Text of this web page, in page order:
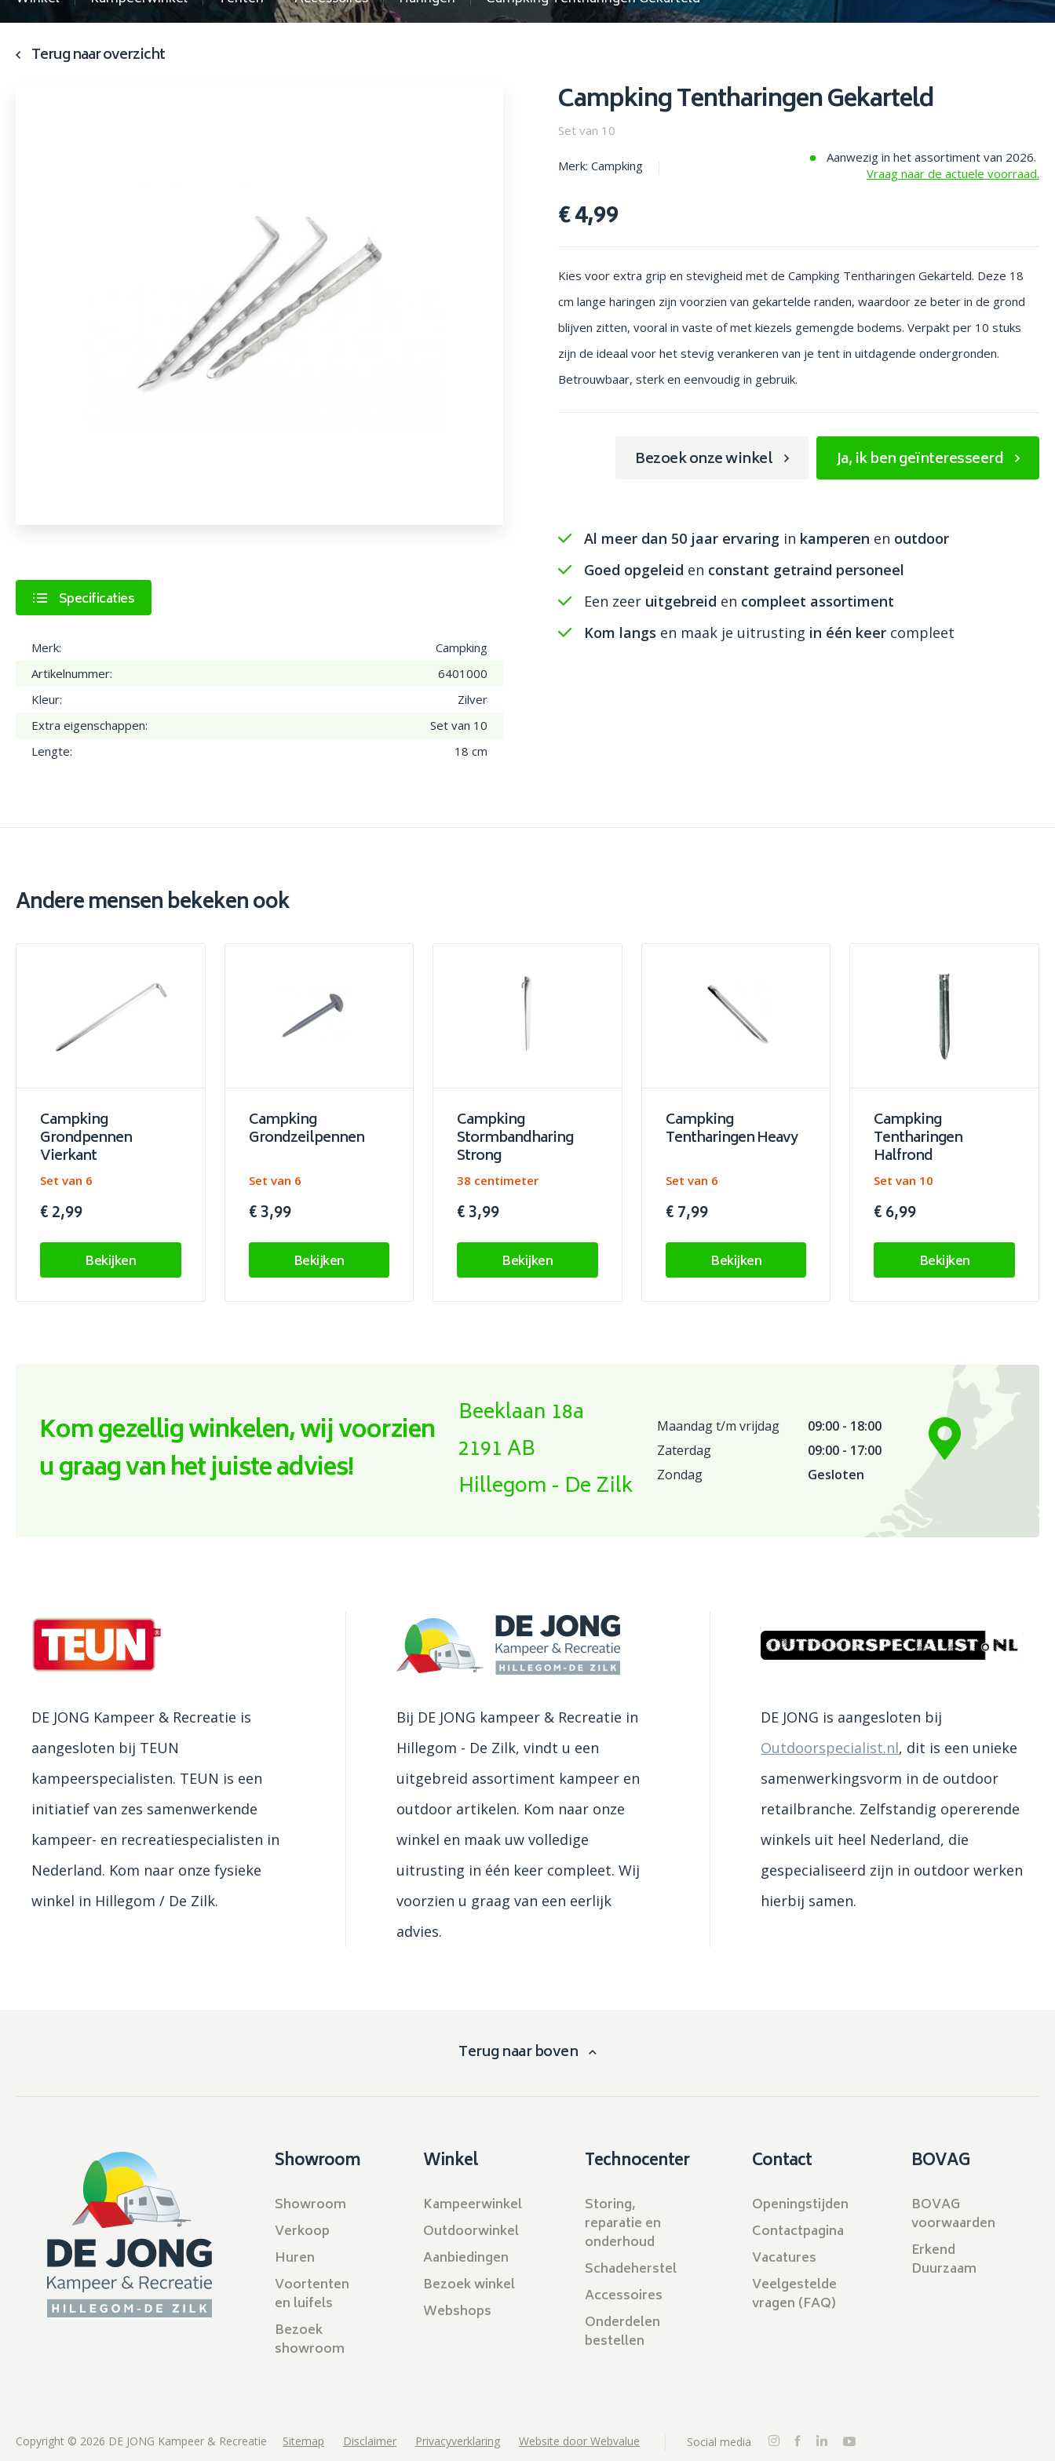
en parasols
Terug naar overzicht
Specificaties
Merk:
Campking
Artikelnummer:
6401000
Kleur:
Zilver
Extra eigenschappen:
Set van 10
Lengte:
18 cm
Campking Tentharingen Gekarteld
Set van 10
Merk: Campking
Aanwezig in het assortiment van 2026.
Vraag naar de actuele voorraad.
€ 4,99
Kies voor extra grip en stevigheid met de Campking Tentharingen Gekarteld. Deze 18
cm lange haringen zijn voorzien van gekartelde randen, waardoor ze beter in de grond
blijven zitten, vooral in vaste of met kiezels gemengde bodems. Verpakt per 10 stuks
zijn de ideaal voor het stevig verankeren van je tent in uitdagende ondergronden.
Betrouwbaar, sterk en eenvoudig in gebruik.
Bezoek onze winkel Ja, ik ben geïnteresseerd
Al meer dan 50 jaar ervaring in kamperen en outdoor
Goed opgeleid en constant getraind personeel
Een zeer uitgebreid en compleet assortiment
Kom langs en maak je uitrusting in één keer compleet
Andere mensen bekeken ook
Campking
Grondpennen
Vierkant
Set van 6
€ 2,99
Bekijken
Campking
Grondzeilpennen
Set van 6
€ 3,99
Bekijken
Campking
Stormbandharing
Strong
38 centimeter
€ 3,99
Bekijken
Campking
Tentharingen Heavy
Set van 6
€ 7,99
Bekijken
Campking
Tentharingen
Halfrond
Set van 10
€ 6,99
Bekijken
Kom gezellig winkelen, wij voorzien
u graag van het juiste advies!
Beeklaan 18a
2191 AB
Hillegom - De Zilk
Maandag t/m vrijdag
09:00 - 18:00
Zaterdag
09:00 - 17:00
Zondag
Gesloten
DE JONG Kampeer & Recreatie is
aangesloten bij TEUN
kampeerspecialisten. TEUN is een
initiatief van zes samenwerkende
kampeer- en recreatiespecialisten in
Nederland. Kom naar onze fysieke
winkel in Hillegom / De Zilk.
Bij DE JONG kampeer & Recreatie in
Hillegom - De Zilk, vindt u een
uitgebreid assortiment kampeer en
outdoor artikelen. Kom naar onze
winkel en maak uw volledige
uitrusting in één keer compleet. Wij
voorzien u graag van een eerlijk
advies.
DE JONG is aangesloten bij
Outdoorspecialist.nl, dit is een unieke
samenwerkingsvorm in de outdoor
retailbranche. Zelfstandig opererende
winkels uit heel Nederland, die
gespecialiseerd zijn in outdoor werken
hierbij samen.
Terug naar boven
Showroom
Showroom
Verkoop
Huren
Voortenten
en luifels
Bezoek
showroom
Winkel
Kampeerwinkel
Outdoorwinkel
Aanbiedingen
Bezoek winkel
Webshops
Technocenter
Storing,
reparatie en
onderhoud
Schadeherstel
Accessoires
Onderdelen
bestellen
Contact
Openingstijden
Contactpagina
Vacatures
Veelgestelde
vragen (FAQ)
BOVAG
BOVAG
voorwaarden
Erkend
Duurzaam
Copyright © 2026 DE JONG Kampeer & Recreatie Sitemap Disclaimer Privacyverklaring Website door Webvalue Social media